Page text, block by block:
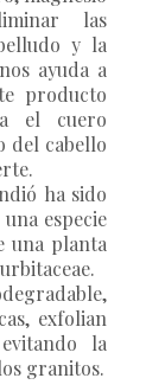
las
y la
ayuda a
producto
el cuero
del cabello
ha sido
especie
una planta
exfolian
la
granitos.